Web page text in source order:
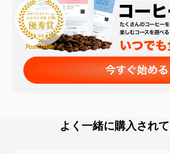
よく一緒に購入され